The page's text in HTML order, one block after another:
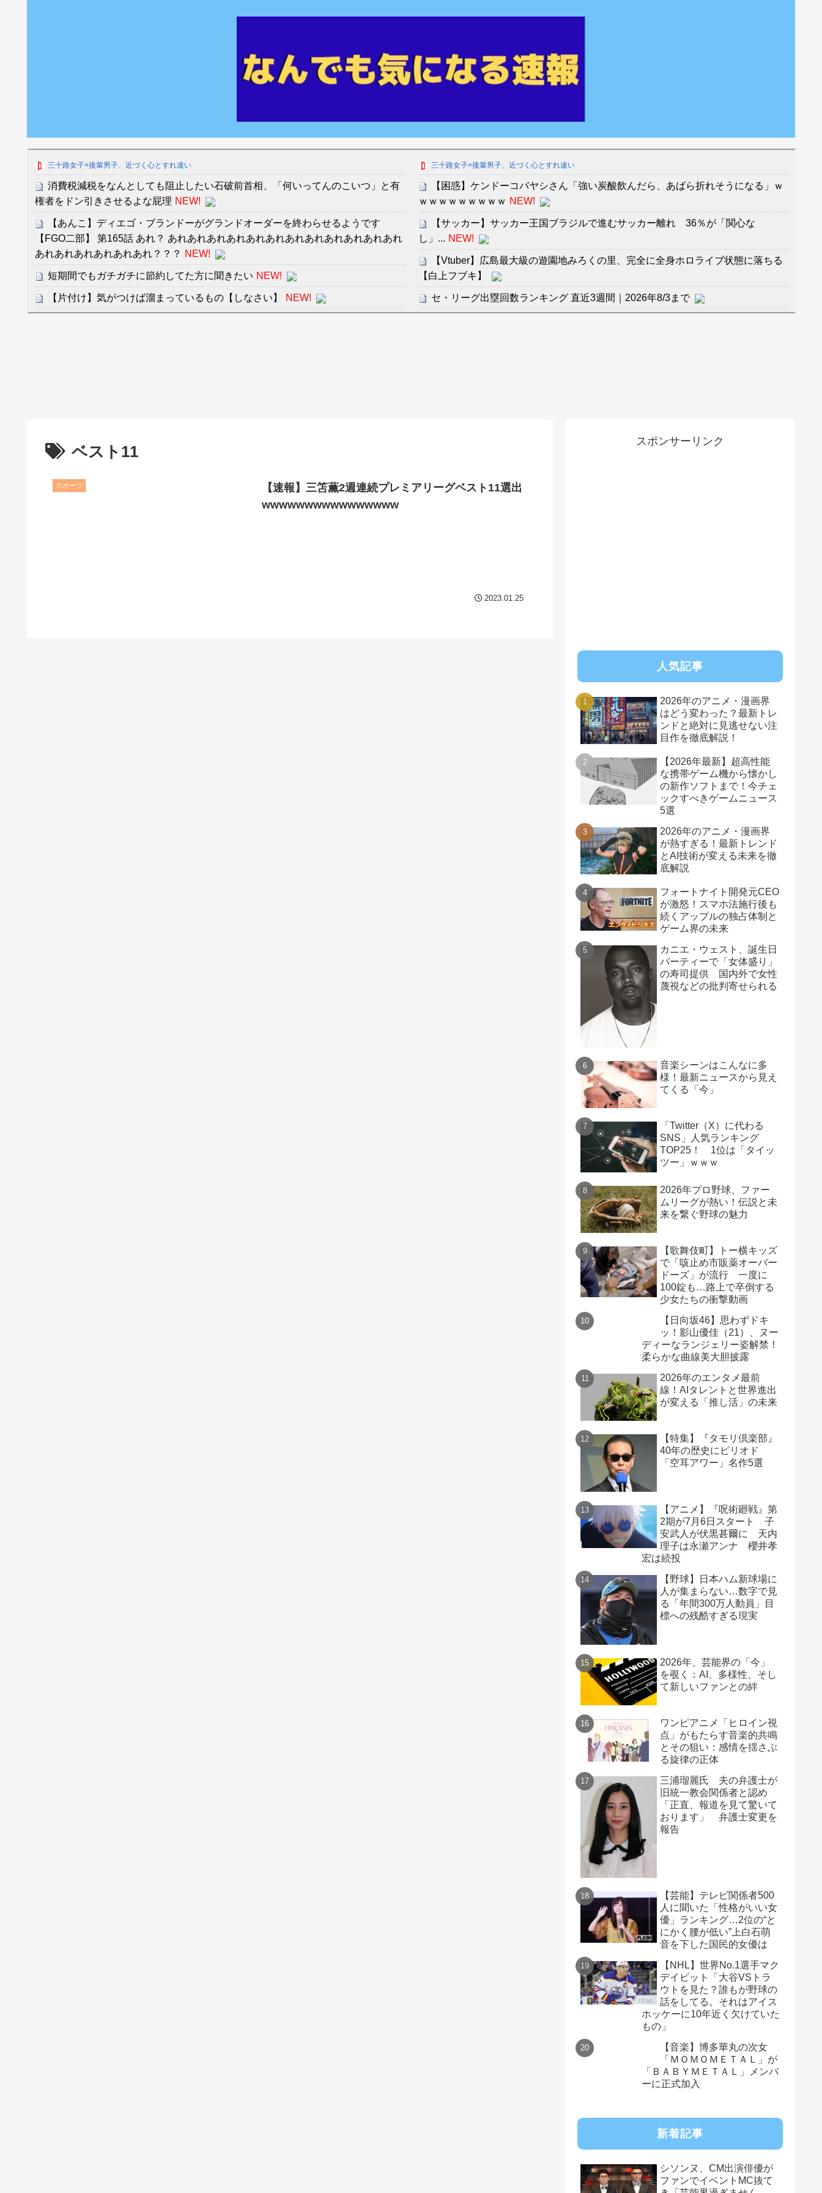
三十路女子×後輩男子、近づく心とすれ違い
消費税減税をなんとしても阻止したい石破前首相、「何いってんのこいつ」と有
権者をドン引きさせるよな屁理 NEW!
【あんこ】ディエゴ・ブランドーがグランドオーダーを終わらせるようです
【FGO二部】 第165話 あれ？ あれあれあれあれあれあれあれあれあれあれあれあれ
あれあれあれあれあれあれ？？？
NEW!
短期間でもガチガチに節約してた方に聞きたい NEW!
【片付け】気がつけば溜まっているもの【しなさい】 NEW!
七ツ森りり ご令嬢と召使いの禁断の恋…1日だけ許された夫婦としての時間をひ
Powered by livedoor 相互RSS
三十路女子×後輩男子、近づく心とすれ違い
【困惑】ケンドーコバヤシさん「強い炭酸飲んだら、あばら折れそうになる」ｗ
ｗｗｗｗｗｗｗｗｗ NEW!
【サッカー】サッカー王国ブラジルで進むサッカー離れ 36％が「関心な
し」... NEW!
【Vtuber】広島最大級の遊園地みろくの里、完全に全身ホロライブ状態に落ちる
【白上フブキ】
セ・リーグ出塁回数ランキング 直近3週間｜2026年8/3まで
36歳の彼女と結婚したいのに、家族が猛反対。家族から信じられない言葉が飛び
ベスト11
スポーツ
【速報】三笘薫2週連続プレミアリーグベスト11選出
wwwwwwwwwwwwwwww
2023.01.25
スポンサーリンク
人気記事
2026年のアニメ・漫画界
はどう変わった？最新トレ
ンドと絶対に見逃せない注
目作を徹底解説！
【2026年最新】超高性能
な携帯ゲーム機から懐かし
の新作ソフトまで！今チェ
ックすべきゲームニュース
5選
2026年のアニメ・漫画界
が熱すぎる！最新トレンド
とAI技術が変える未来を徹
底解説
フォートナイト開発元CEO
が激怒！スマホ法施行後も
続くアップルの独占体制と
ゲーム界の未来
カニエ・ウェスト、誕生日
パーティーで「女体盛り」
の寿司提供 国内外で女性
蔑視などの批判寄せられる
音楽シーンはこんなに多
様！最新ニュースから見え
てくる「今」
「Twitter（X）に代わる
SNS」人気ランキング
TOP25！ 1位は「タイッ
ツー」ｗｗｗ
2026年プロ野球、ファー
ムリーグが熱い！伝説と未
来を繋ぐ野球の魅力
【歌舞伎町】トー横キッズ
で「咳止め市販薬オーバー
ドーズ」が流行 一度に
100錠も…路上で卒倒する
少女たちの衝撃動画
【日向坂46】思わずドキ
ッ！影山優佳（21）、ヌー
ディーなランジェリー姿解禁！
柔らかな曲線美大胆披露
2026年のエンタメ最前
線！AIタレントと世界進出
が変える「推し活」の未来
【特集】『タモリ倶楽部』
40年の歴史にピリオド
「空耳アワー」名作5選
【アニメ】『呪術廻戦』第
2期が7月6日スタート 子
安武人が伏黒甚爾に 天内
理子は永瀬アンナ 櫻井孝
宏は続投
【野球】日本ハム新球場に
人が集まらない…数字で見
る「年間300万人動員」目
標への残酷すぎる現実
2026年、芸能界の「今」
を覗く：AI、多様性、そし
て新しいファンとの絆
ワンピアニメ「ヒロイン視
点」がもたらす音楽的共鳴
とその狙い：感情を揺さぶ
る旋律の正体
三浦瑠麗氏 夫の弁護士が
旧統一教会関係者と認め
「正直、報道を見て驚いて
おります」 弁護士変更を
報告
【芸能】テレビ関係者500
人に聞いた「性格がいい女
優」ランキング…2位の“と
にかく腰が低い”上白石萌
音を下した国民的女優は
【NHL】世界No.1選手マク
デイビット「大谷VSトラ
ウトを見た？誰もが野球の
話をしてる。それはアイス
ホッケーに10年近く欠けていた
もの」
【音楽】博多華丸の次女
「ＭＯＭＯＭＥＴＡＬ」が
「ＢＡＢＹＭＥＴＡＬ」メンバ
ーに正式加入
新着記事
シソンヌ、CM出演俳優が
ファンでイベントMC抜て